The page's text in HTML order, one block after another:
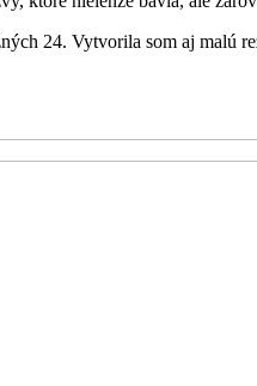
24. Vytvorila som aj malú